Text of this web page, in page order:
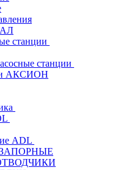
станции
станции
АКСИОН
ADL